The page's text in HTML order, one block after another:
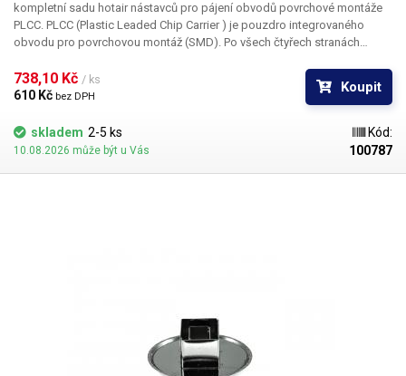
kompletní sadu hotair nástavců pro pájení obvodů povrchové montáže
PLCC. PLCC (Plastic Leaded Chip Carrier ) je pouzdro integrovaného
obvodu pro povrchovou montáž (SMD). Po všech čtyřech stranách
patice nebo přímé letování na plošný spoj. Tryska Y1139 je určena pro
pouzdro PLCC o rozměru 7,3 x 12,5 mm
738,10 Kč / ks
610 Kč bez DPH
Koupit
skladem 2-5 ks
10.08.2026 může být u Vás
Kód:
100787